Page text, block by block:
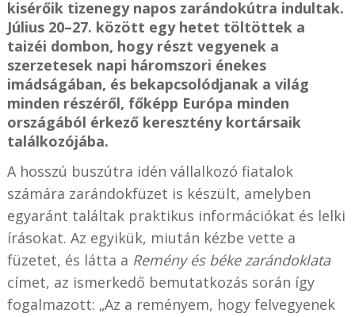
kisérőik tizenegy napos zarándokútra indultak.
Július 20–27. között egy hetet töltöttek a
taizéi dombon, hogy részt vegyenek a
szerzetesek napi háromszori énekes
imádságában, és bekapcsolódjanak a világ
minden részéről, főképp Európa minden
országából érkező keresztény kortársaik
találkozójába.
A hosszú buszútra idén vállalkozó fiatalok
számára zarándokfüzet is készült, amelyben
egyaránt találtak praktikus információkat és lelki
írásokat. Az egyikük, miután kézbe vette a
füzetet, és látta a Remény és béke zarándoklata
címet, az ismerkedő bemutatkozás során így
fogalmazott: „Az a reményem, hogy felvegyenek